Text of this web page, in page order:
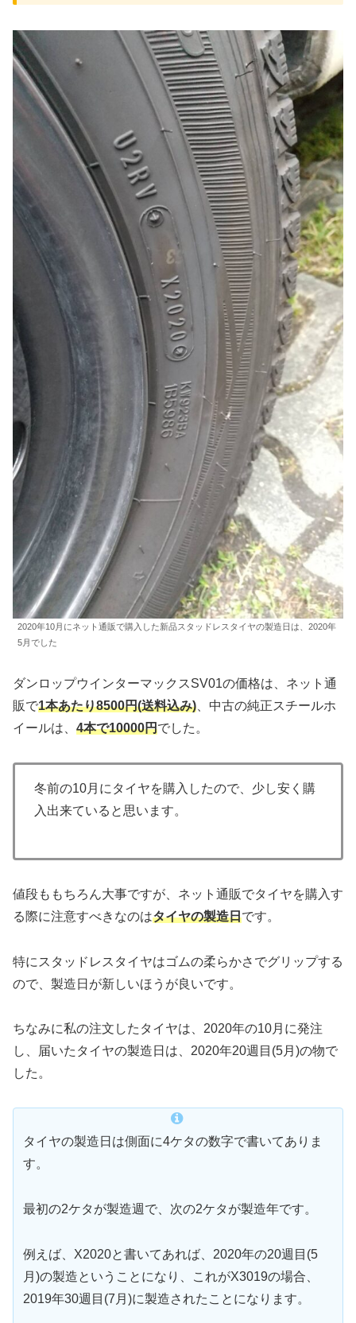
2020年10月にネット通販で購入した新品スタッドレスタイヤの製造日は、2020年
5月でした
ダンロップウインターマックスSV01の価格は、ネット通
販で1本あたり8500円(送料込み) 、中古の純正スチールホ
イールは、 4本で10000円でした。
冬前の10月にタイヤを購入したので、少し安く購
入出来ていると思います。
値段ももちろん大事ですが、ネット通販でタイヤを購入す
る際に注意すべきなのはタイヤの製造日です。
特にスタッドレスタイヤはゴムの柔らかさでグリップする
ので、製造日が新しいほうが良いです。
ちなみに私の注文したタイヤは、2020年の10月に発注
し、届いたタイヤの製造日は、2020年20週目(5月)の物で
した。
タイヤの製造日は側面に4ケタの数字で書いてありま
す。
最初の2ケタが製造週で、次の2ケタが製造年です。
例えば、X2020と書いてあれば、2020年の20週目(5
月)の製造ということになり、これがX3019の場合、
2019年30週目(7月)に製造されたことになります。